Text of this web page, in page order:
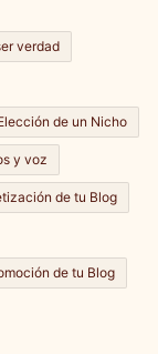
verdad
de un Nicho
y voz
de tu Blog
de tu Blog